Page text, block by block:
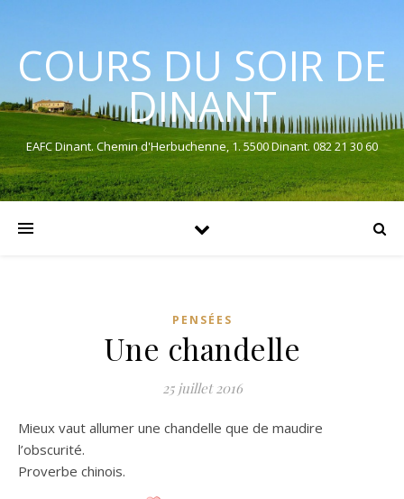
COURS DU SOIR DE
DINANT
EAFC Dinant. Chemin d'Herbuchenne, 1. 5500 Dinant. 082 21 30 60
PENSÉES
Une chandelle
25 juillet 2016
Mieux vaut allumer une chandelle que de maudire
l’obscurité.
Proverbe chinois.